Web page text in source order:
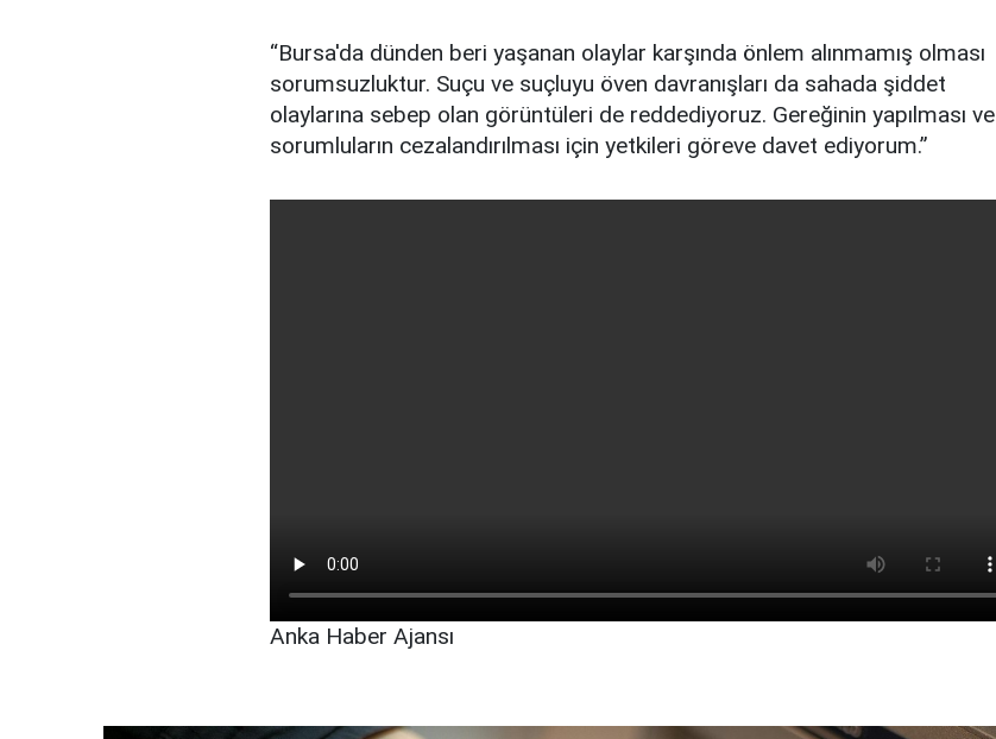
“Bursa'da dünden beri yaşanan olaylar karşında önlem alınmamış olması
sorumsuzluktur. Suçu ve suçluyu öven davranışları da sahada şiddet
olaylarına sebep olan görüntüleri de reddediyoruz. Gereğinin yapılması ve
sorumluların cezalandırılması için yetkileri göreve davet ediyorum.”
Anka Haber Ajansı